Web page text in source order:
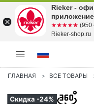
ГЛАВНАЯ ВСЕ ТОВАРЫ
Скидка -24%
Rieker -
приложение
☆☆☆☆☆
★★★★★ (950
Rieker-shop.ru